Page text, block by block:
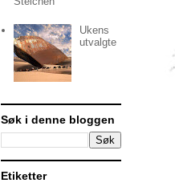
Ukens
utvalgte
Søk i denne bloggen
Etiketter